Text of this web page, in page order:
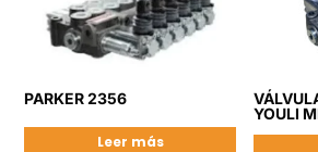
PARKER 2356
Leer más
YOULI